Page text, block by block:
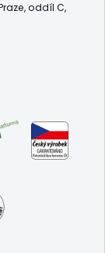
oddíl C,